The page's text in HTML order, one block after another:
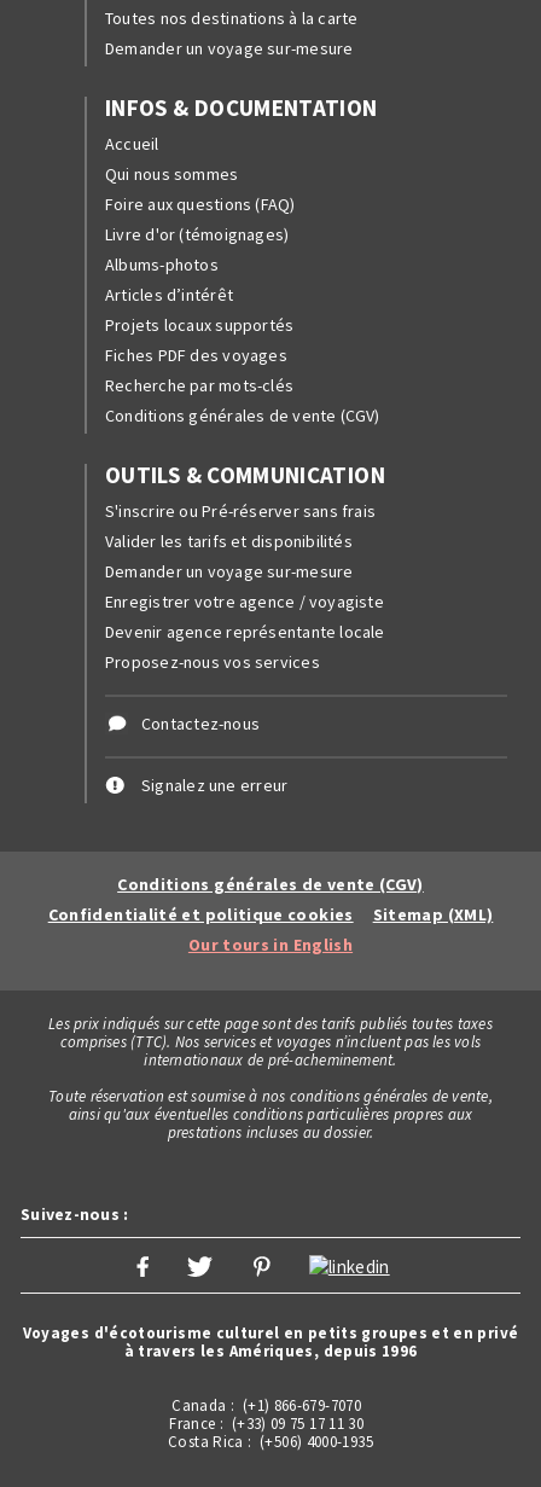
Toutes nos destinations à la carte
Demander un voyage sur-mesure
INFOS & DOCUMENTATION
Accueil
Qui nous sommes
Foire aux questions (FAQ)
Livre d'or (témoignages)
Albums-photos
Articles d’intérêt
Projets locaux supportés
Fiches PDF des voyages
Recherche par mots-clés
Conditions générales de vente (CGV)
OUTILS & COMMUNICATION
S'inscrire ou Pré-réserver sans frais
Valider les tarifs et disponibilités
Demander un voyage sur-mesure
Enregistrer votre agence / voyagiste
Devenir agence représentante locale
Proposez-nous vos services
Contactez-nous
Signalez une erreur
Conditions générales de vente (CGV)
Confidentialité et politique cookies
Sitemap (XML)
Our tours in English
Les prix indiqués sur cette page sont des tarifs publiés toutes taxes
comprises (TTC). Nos services et voyages n’incluent pas les vols
internationaux de pré-acheminement.
Toute réservation est soumise à nos conditions générales de vente,
ainsi qu'aux éventuelles conditions particulières propres aux
prestations incluses au dossier.
Suivez-nous :
Voyages d'écotourisme culturel en petits groupes et en privé
à travers les Amériques, depuis 1996
Canada : (+1) 866-679-7070
France : (+33) 09 75 17 11 30
Costa Rica : (+506) 4000-1935